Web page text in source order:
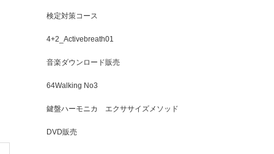
検定対策コース
4+2_Activebreath01
音楽ダウンロード販売
64Walking No3
鍵盤ハーモニカ エクササイズメソッド
DVD販売